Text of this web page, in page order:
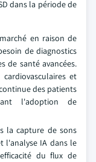
dans la période de
en raison de
de diagnostics
de santé avancées.
et
des patients
l'adoption de
la capture de sons
l'analyse IA dans le
du flux de